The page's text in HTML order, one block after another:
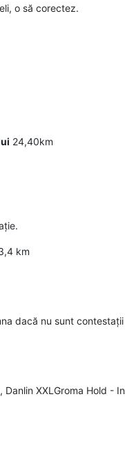
o să corectez.
24,40km
km
dacă nu sunt contestații
XXLGroma Hold -